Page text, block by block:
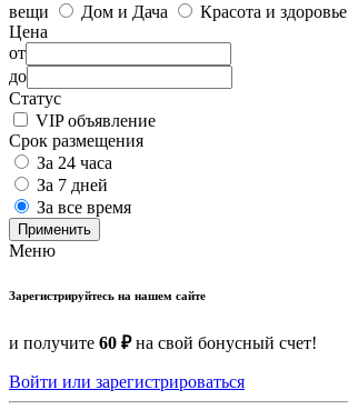
вещи
Дом и Дача Красота и здоровье
Цена
от
до
Статус
VIP объявление
Срок размещения
За 24 часа
За 7 дней
За все время
Применить
Меню
Зарегистрируйтесь на нашем сайте
и получите 60 ₽на свой бонусный счет!
Войти или зарегистрироваться